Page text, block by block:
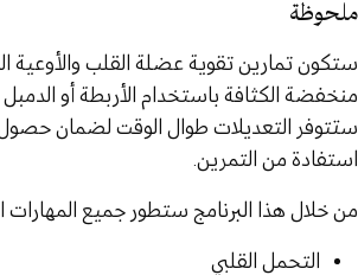
ملحوظة
ستكون تمارين تقوية عضلة القلب والأوعية
منخفضة الكثافة باستخدام الأربطة أو
ستتوفر التعديلات طوال الوقت لضمان
استفادة من التمرين.
من خلال هذا البرنامج ستطور جميع المهارات
التحمل القلبي